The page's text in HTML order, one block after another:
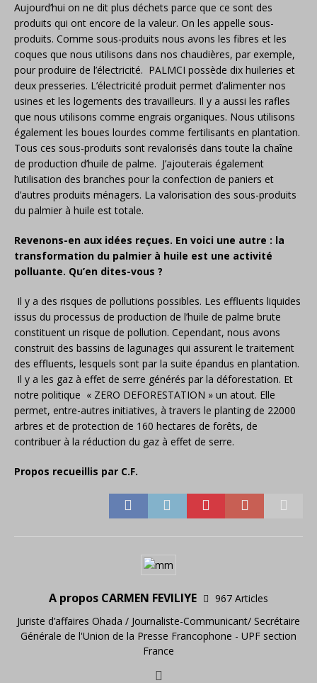
Aujourd’hui on ne dit plus déchets parce que ce sont des
produits qui ont encore de la valeur. On les appelle sous-
produits. Comme sous-produits nous avons les fibres et les
coques que nous utilisons dans nos chaudières, par exemple,
pour produire de l’électricité. PALMCI possède dix huileries et
deux presseries. L’électricité produit permet d’alimenter nos
usines et les logements des travailleurs. Il y a aussi les rafles
que nous utilisons comme engrais organiques. Nous utilisons
également les boues lourdes comme fertilisants en plantation.
Tous ces sous-produits sont revalorisés dans toute la chaîne
de production d’huile de palme. J’ajouterais également
l’utilisation des branches pour la confection de paniers et
d’autres produits ménagers. La valorisation des sous-produits
du palmier à huile est totale.
Revenons-en aux idées reçues. En voici une autre : la
transformation du palmier à huile est une activité
polluante. Qu’en dites-vous ?
Il y a des risques de pollutions possibles. Les effluents liquides
issus du processus de production de l’huile de palme brute
constituent un risque de pollution. Cependant, nous avons
construit des bassins de lagunages qui assurent le traitement
des effluents, lesquels sont par la suite épandus en plantation.
Il y a les gaz à effet de serre générés par la déforestation. Et
notre politique « ZERO DEFORESTATION » un atout. Elle
permet, entre-autres initiatives, à travers le planting de 22000
arbres et de protection de 160 hectares de forêts, de
contribuer à la réduction du gaz à effet de serre.
Propos recueillis par C.F.
A propos CARMEN FEVILIYE
967 Articles
Juriste d’affaires Ohada / Journaliste-Communicant/ Secrétaire
Générale de l'Union de la Presse Francophone - UPF section
France